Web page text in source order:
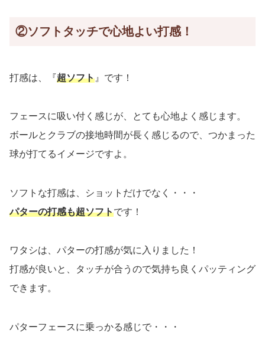
②ソフトタッチで心地よい打感！
打感は、『超ソフト 』です！
フェースに吸い付く感じが、とても心地よく感じます。
ボールとクラブの接地時間が長く感じるので、つかまった
球が打てるイメージですよ。
ソフトな打感は、ショットだけでなく・・・
パターの打感も超ソフトです！
ワタシは、パターの打感が気に入りました！
打感が良いと、タッチが合うので気持ち良くパッティング
できます。
パターフェースに乗っかる感じで・・・